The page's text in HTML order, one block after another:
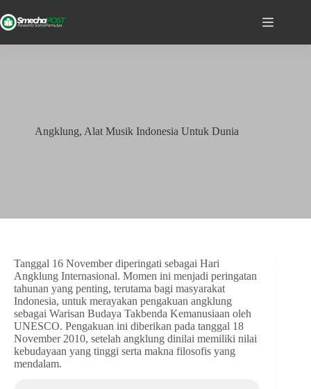
Angklung, Alat Musik Indonesia Untuk Dunia
Tanggal 16 November diperingati sebagai Hari
Angklung Internasional. Momen ini menjadi peringatan
tahunan yang penting, terutama bagi masyarakat
Indonesia, untuk merayakan pengakuan angklung
sebagai Warisan Budaya Takbenda Kemanusiaan oleh
UNESCO. Pengakuan ini diberikan pada tanggal 18
November 2010, setelah angklung dinilai memiliki nilai
kebudayaan yang tinggi serta makna filosofis yang
mendalam.